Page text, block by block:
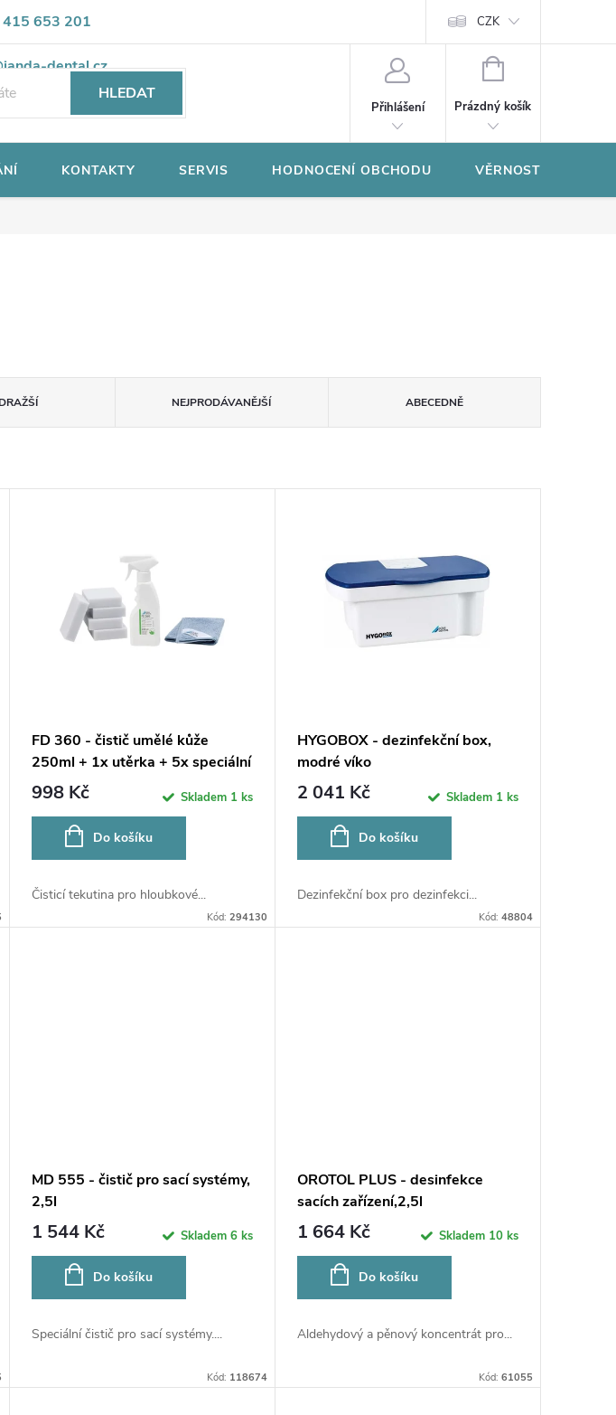
653 201
dental.cz
osobních údajů CZK
HLEDAT
Přihlášení
NÁKUPNÍ
Prázdný košík
KONTAKTY SERVIS HODNOCENÍ OBCHODU VĚRNOSTNÍ
NEJPRODÁVANĚJŠÍ ABECEDNĚ
FD 360 - čistič umělé kůže
250ml + 1x utěrka + 5x speciální
houbička
998 Kč Skladem 1 ks
Do košíku
Čisticí tekutina pro hloubkové...
Kód: 294130
HYGOBOX - dezinfekční box,
modré víko
2 041 Kč Skladem 1 ks
Do košíku
Dezinfekční box pro dezinfekci...
Kód: 48804
MD 555 - čistič pro sací systémy,
2,5l
1 544 Kč Skladem 6 ks
Do košíku
Speciální čistič pro sací systémy....
Kód: 118674
OROTOL PLUS - desinfekce
sacích zařízení,2,5l
1 664 Kč Skladem 10 ks
Do košíku
Aldehydový a pěnový koncentrát pro...
Kód: 61055